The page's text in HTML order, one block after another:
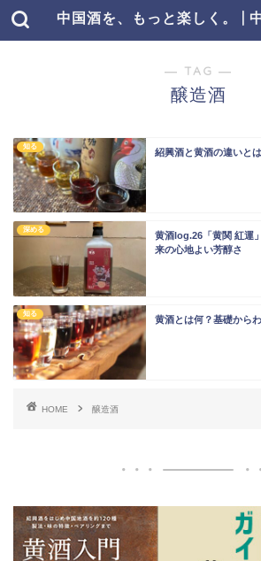
中国酒を、もっと楽しく。 |
― TAG ―
醸造酒
知る
紹興酒と黄酒の違いと
深める
黄酒log.26「黄関 紅運
来の心地よい芳醇さ
知る
黄酒とは何？基礎から
HOME 醸造酒